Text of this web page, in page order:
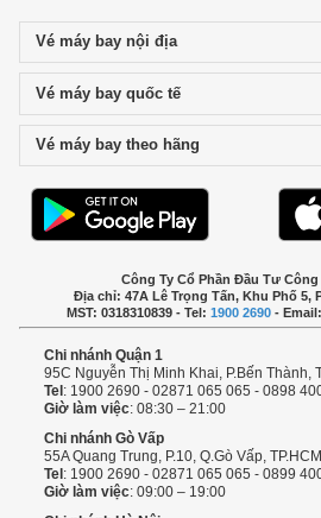
Vé máy bay nội địaclick to expand
Vé máy bay quốc tếclick to expand
Vé máy bay theo hãng
Công Ty Cổ Phần Đầu Tư Công
Địa chỉ: 47A Lê Trọng Tấn, Khu Phố 5,
MST: 0318310839 - Tel: 1900 2690- Email:
Chi nhánh Quận 1
95C Nguyễn Thị Minh Khai, P.Bến Thành,
Tel: 1900 2690 - 02871 065 065 - 0898
Giờ làm việc: 08:30 – 21:00
Chi nhánh Gò Vấp
55A Quang Trung, P.10, Q.Gò Vấp, TP.HCM
Tel: 1900 2690 - 02871 065 065 - 0899
Giờ làm việc: 09:00 – 19:00